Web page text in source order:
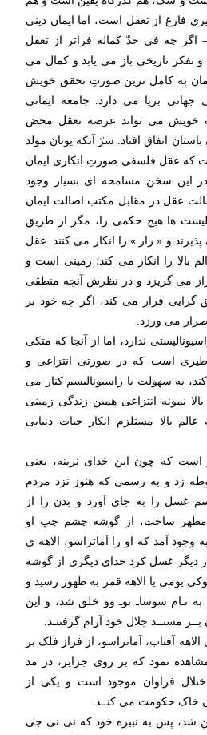
فارغ از تعقل است، اما ایمان دینی
اگر چه فی حدّ کماله فراتر از تعقل
تفکر تاریخی باز می یابد و کمال می
به کامل ترین صورتِ تحقق خویش
برپا می دارد. جامعه ایمانی
خویش می تواند عرصه تعقل محض
اتفاق افتاد. سرّ آنکه یونان مولد
که عقل فلسفی صورتِ انکاری ایمان
این سخن مسامحه ای بسیار وجود
عقل در مقابل مکتب اصالت ایمان
ها هیچ حکمی را، مگر از طریق
و « راز » را انکار می کنند. عقل
بالا را انکار می کند؛ زمینی است و
می گریزد و در نظرش آنچه منطقی
گرایی فرار می کند، اگر چه خود بر
می ورزد.
ندارد، اما از آنجا که متکی
است که در صورتی انتزاعی و
به سهولت با راسیونالیسم کنار می
نمونه انتزاعی همین زندگی زمینی
بالا مستلزم انکار حیات دنیایی
که چون این خدای نرینه، یعنی
غوطه زد و به رسمی که هنوز نزد مردم
غسل را به جای آورد و بدن را از
مطهر ساخت، از گوشه چشم چپ او
وجود آمد که او را آماتراسو، الاهه ی
دیگر غسل کرد خدای دیگری از گوشه
یومی یا الاهه قمر به ظهور رسید و
نـام سوساـ نوـ وو خلق شد، و این
مسنــد جلال خود آرام گرفتنـد.
آفتاب، آماتراسو، از فراز فلک بر
نمود که بر روی جزایر، در مد
فراوان موجود است و یکی از
خاک حکومت می کنــد.
شد، پس به نبیره خود که نی نی جی